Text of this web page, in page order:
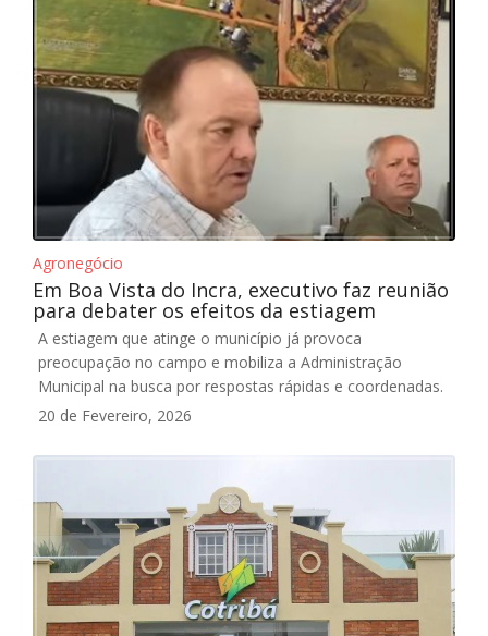
Agronegócio
Em Boa Vista do Incra, executivo faz reunião
para debater os efeitos da estiagem
A estiagem que atinge o município já provoca
preocupação no campo e mobiliza a Administração
Municipal na busca por respostas rápidas e coordenadas.
20 de Fevereiro, 2026